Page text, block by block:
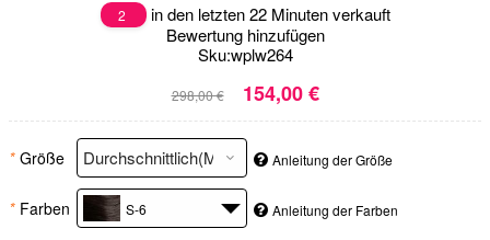
2
in den letzten 22 Minuten verkauft
Bewertung hinzufügen
Sku:wplw264
298,00 € 154,00 €
* Größe Anleitung der Größe
* Farben S-6 Anleitung der Farben